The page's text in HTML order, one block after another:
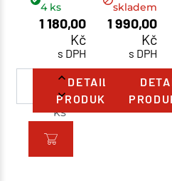
4ks
1 180,00
Kč
s DPH
ks
skladem
1 990,00
Kč
s DPH
DETAIL
PRODUKTU